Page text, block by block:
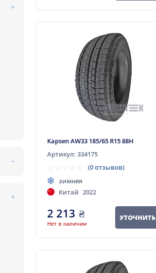
Kapsen AW33 185/65 R15 88H
Артикул: 334175
(0 отзывов)
зимняя
Китай 2022
2 213 ₴
Нет в наличии
УТОЧНИТЬ